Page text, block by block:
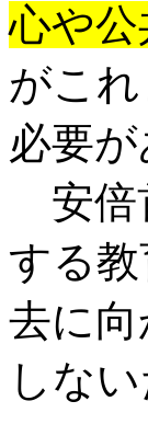
心や
がこ
必要が
安倍
する
去に
しな